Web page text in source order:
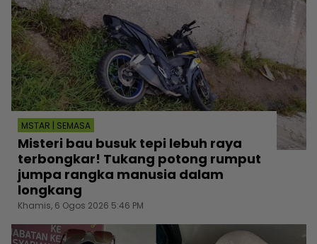
MSTAR | SEMASA
Misteri bau busuk tepi lebuh raya
terbongkar! Tukang potong rumput
jumpa rangka manusia dalam
longkang
Khamis, 6 Ogos 2026 5:46 PM